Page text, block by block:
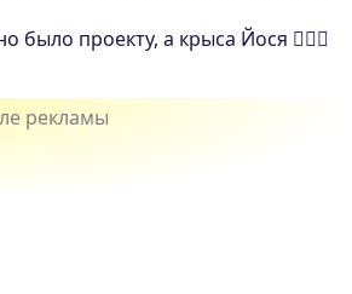
проекту, а крыса Йося 👍🏻😂